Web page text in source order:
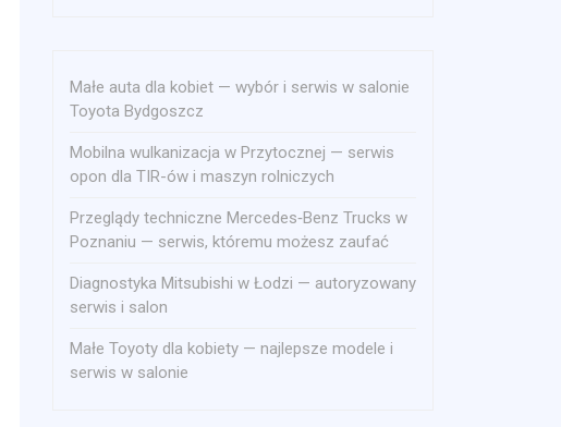
Małe auta dla kobiet — wybór i serwis w salonie
Toyota Bydgoszcz
Mobilna wulkanizacja w Przytocznej — serwis
opon dla TIR-ów i maszyn rolniczych
Przeglądy techniczne Mercedes‑Benz Trucks w
Poznaniu — serwis, któremu możesz zaufać
Diagnostyka Mitsubishi w Łodzi — autoryzowany
serwis i salon
Małe Toyoty dla kobiety — najlepsze modele i
serwis w salonie